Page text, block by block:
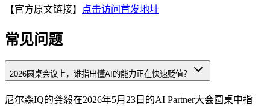
【官方原文链接】 点击访问首发地址
常见问题
2026圆桌会议上，谁指出懂AI的能力正在快速贬值？
尼尔森IQ的龚毅在2026年5月23日的AI Partner大会圆桌中指